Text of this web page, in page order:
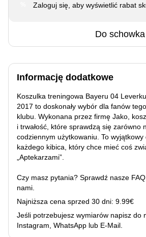
Zaloguj się , aby wyświetlić rabat
Do schowka
Informację dodatkowe
Koszulka treningowa Bayeru 04
2017 to doskonały wybór dla fanów
klubu. Wykonana przez firmę Jako,
i trwałość, które sprawdzą się zarówno
codziennym użytkowaniu. To wyjątkowy
każdego kibica, który chce mieć coś
„Aptekarzami”.
Czy masz pytania? Sprawdź nasze FAQ
nami.
Najniższa cena sprzed 30 dni: 9.99€
Jeśli potrzebujesz wymiarów napisz do
Instagram, WhatsApp lub E-Mail.